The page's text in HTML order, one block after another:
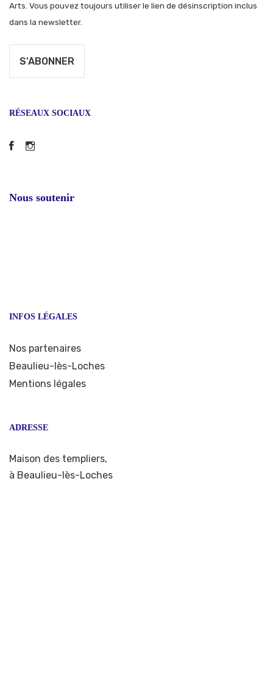
Arts. Vous pouvez toujours utiliser le lien de désinscription inclus
dans la newsletter.
RÉSEAUX SOCIAUX
Facebook
Instagram
Nous soutenir
INFOS LÉGALES
Nos partenaires
Beaulieu-lès-Loches
Mentions légales
ADRESSE
Maison des templiers,
à Beaulieu-lès-Loches